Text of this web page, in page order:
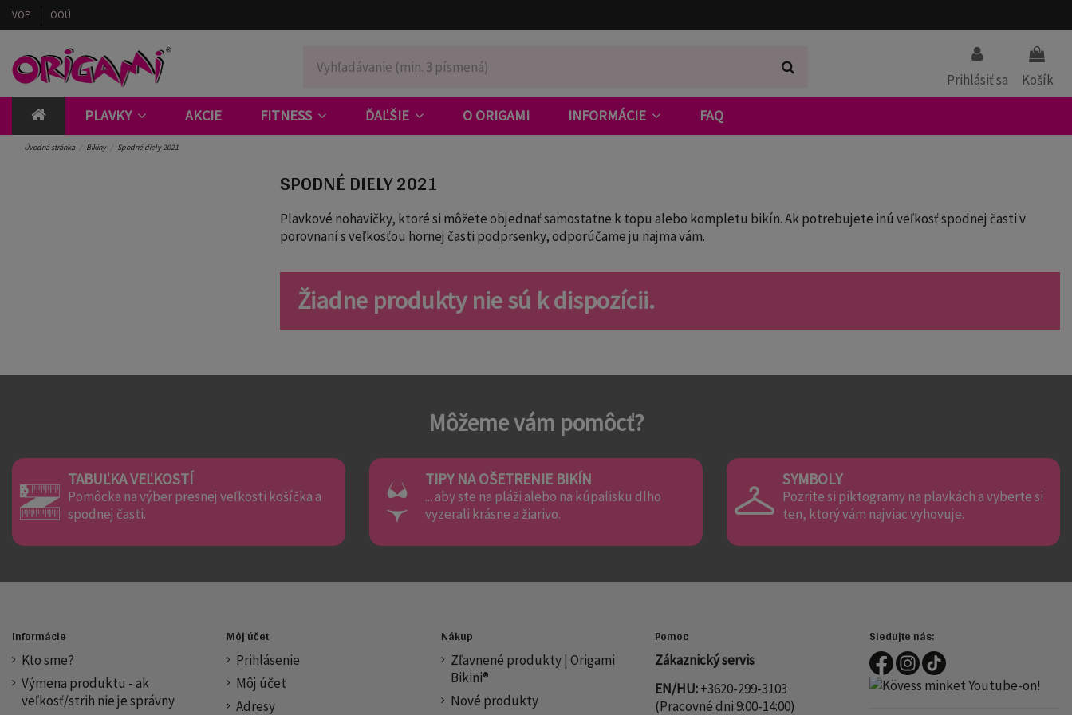
VOP OOÚ
Prihlásiť sa Košík
PLAVKY AKCIE FITNESS ĎAĽŠIE O ORIGAMI INFORMÁCIE FAQ
Úvodná stránka Bikiny Spodné diely 2021
SPODNÉ DIELY 2021
Plavkové nohavičky, ktoré si môžete objednať samostatne k topu alebo kompletu bikín. Ak potrebujete inú veľkosť spodnej časti v
porovnaní s veľkosťou hornej časti podprsenky, odporúčame ju najmä vám.
Žiadne produkty nie sú k dispozícii.
Môžeme vám pomôcť?
TABUĽKA VEĽKOSTÍ
Pomôcka na výber presnej veľkosti košíčka a
spodnej časti.
TIPY NA OŠETRENIE BIKÍN
... aby ste na pláži alebo na kúpalisku dlho
vyzerali krásne a žiarivo.
SYMBOLY
Pozrite si piktogramy na plavkách a vyberte si
ten, ktorý vám najviac vyhovuje.
Informácie
Kto sme?
Výmena produktu - ak
veľkosť/strih nie je správny
Môj účet
Prihlásenie
Môj účet
Adresy
Nákup
Zľavnené produkty | Origami
Bikini®
Nové produkty
Pomoc
Zákaznický servis
EN/HU:+3620-299-3103
(Pracovné dni 9:00-14:00)
Sledujte nás: